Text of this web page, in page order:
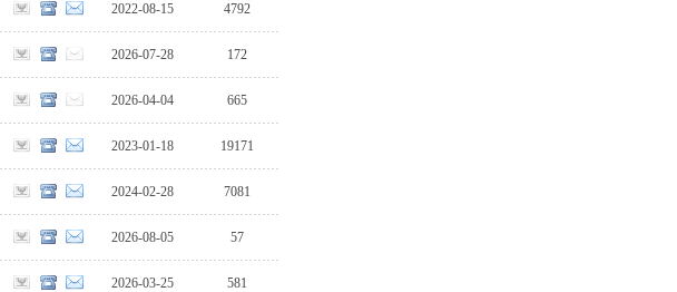
2022-08-15 4792
2026-07-28 172
2026-04-04 665
2023-01-18 19171
2024-02-28 7081
2026-08-05 57
2026-03-25 581